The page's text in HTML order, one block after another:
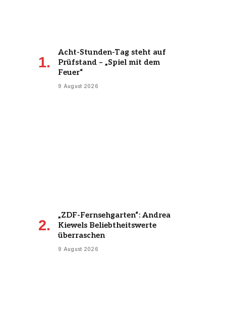
Acht-Stunden-Tag steht auf
Prüfstand – „Spiel mit dem
Feuer“
9 August 2026
„ZDF-Fernsehgarten“: Andrea
Kiewels Beliebtheitswerte
überraschen
9 August 2026